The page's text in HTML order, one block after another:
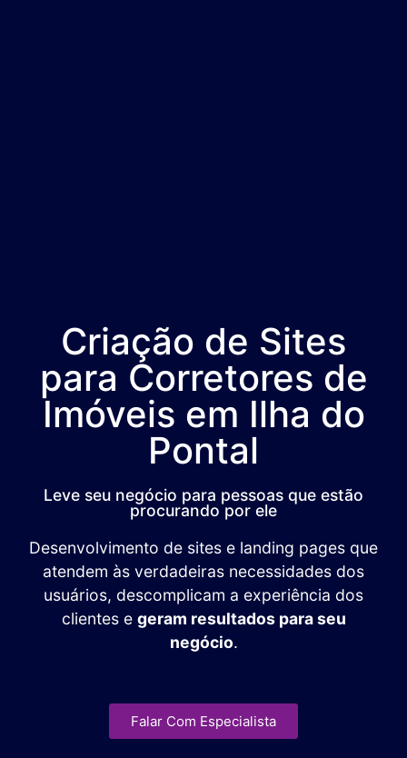
Criação de Sites
para Corretores de
Imóveis em Ilha do
Pontal
Leve seu negócio para pessoas que estão
procurando por ele
Desenvolvimento de sites e landing pages que
atendem às verdadeiras necessidades dos
usuários, descomplicam a experiência dos
clientes e geram resultados para seu
negócio.
Falar Com Especialista